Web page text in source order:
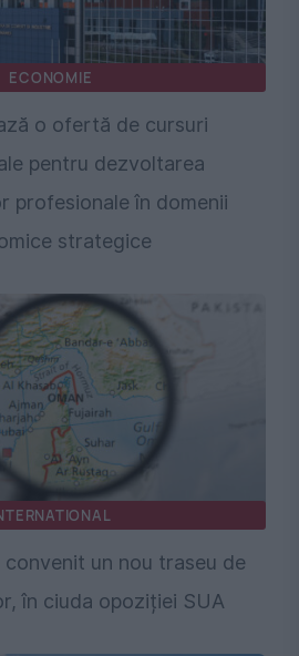
ECONOMIE
o ofertă de cursuri
pentru dezvoltarea
profesionale în domenii
strategice
convenit un nou traseu de
în ciuda opoziției SUA